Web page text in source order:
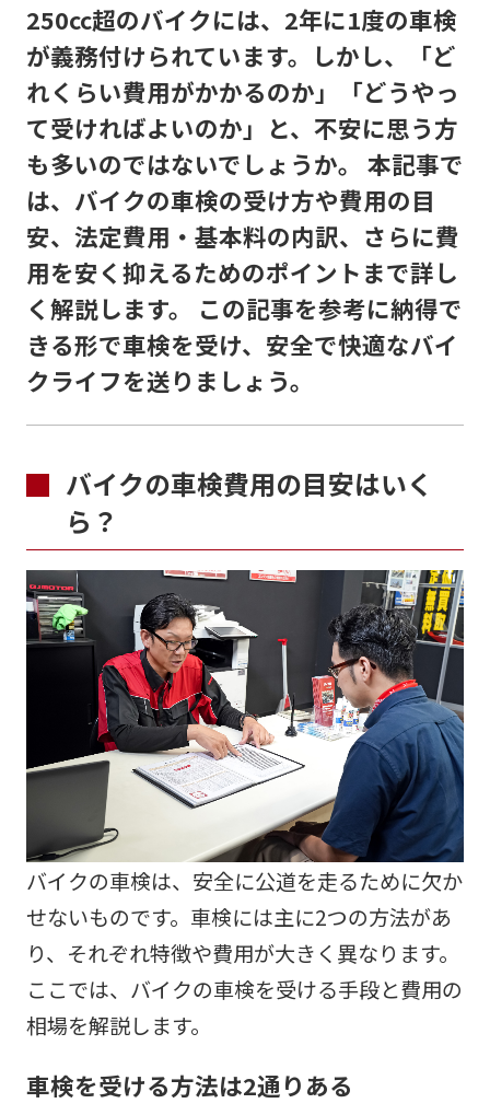
250cc超のバイクには、2年に1度の車検
が義務付けられています。しかし、「ど
れくらい費用がかかるのか」「どうやっ
て受ければよいのか」と、不安に思う方
も多いのではないでしょうか。 本記事で
は、バイクの車検の受け方や費用の目
安、法定費用・基本料の内訳、さらに費
用を安く抑えるためのポイントまで詳し
く解説します。 この記事を参考に納得で
きる形で車検を受け、安全で快適なバイ
クライフを送りましょう。
バイクの車検費用の目安はいく
ら？
バイクの車検は、安全に公道を走るために欠か
せないものです。車検には主に2つの方法があ
り、それぞれ特徴や費用が大きく異なります。
ここでは、バイクの車検を受ける手段と費用の
相場を解説します。
車検を受ける方法は2通りある